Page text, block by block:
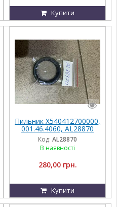
Купити
Пильник X540412700000,
001.46.4060, AL28870
Fendt, Massey Ferguson,
John Deere
Код: AL28870
В наявності
280,00 грн.
Купити